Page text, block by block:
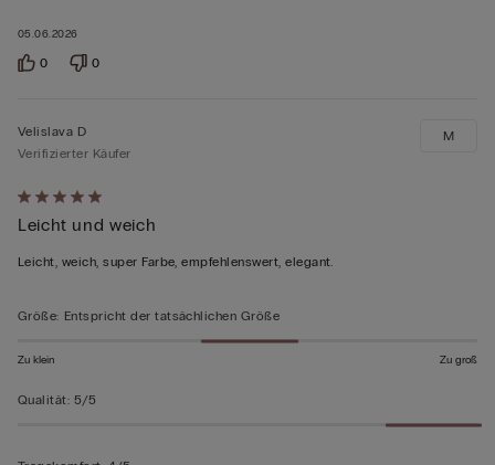
05.06.2026
0 0
Mit
5
von
bewertet
Velislava D
Verifizierter Käufer
Leicht und weich
Leicht, weich, super Farbe, empfehlenswert, elegant.
M
Größe: Entspricht der tatsächlichen Größe
Zu klein Zu groß
Qualität: 5/5